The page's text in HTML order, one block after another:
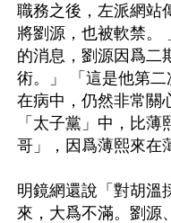
職務之後，左派網站
將劉源，也被軟禁。
的消息，劉源因爲二
術。」 「這是他第
在病中，仍然非常關
「太子黨」中，比
哥」，因爲薄熙來在
明鏡網還說「對胡溫
來，大爲不滿。劉源